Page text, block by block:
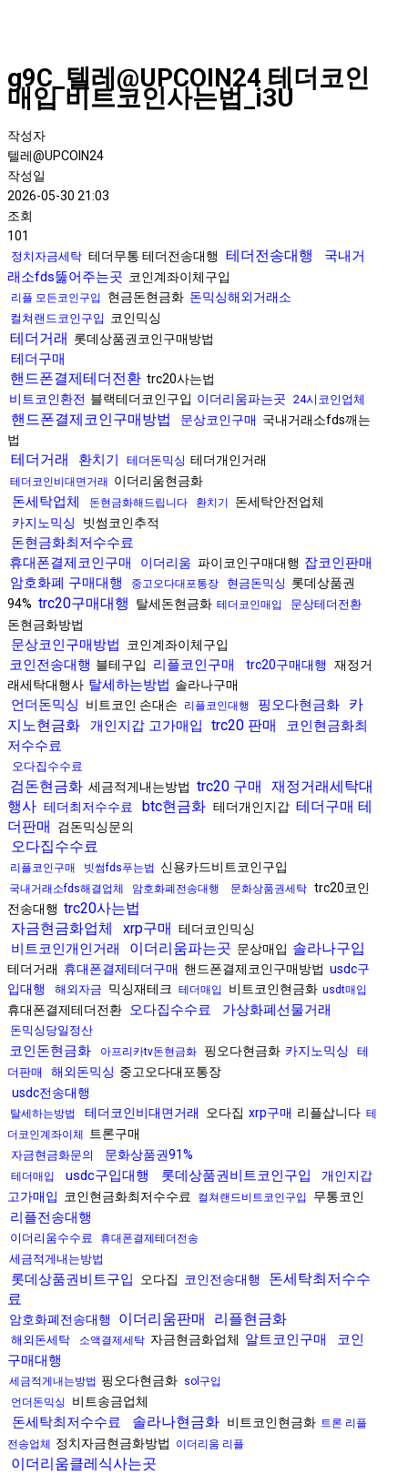
g9C_텔레@UPCOIN24 테더코인
매입 비트코인사는법_i3U
작성자
텔레@UPCOIN24
작성일
2026-05-30 21:03
조회
101
정치자금세탁 테더무통 테더전송대행 테더전송대행
국내거
래소fds뚫어주는곳 코인계좌이체구입
리플 모든코인구입 현금돈현금화 돈믹싱해외거래소
컬쳐랜드코인구입 코인믹싱
테더거래 롯데상품권코인구매방법
테더구매
핸드폰결제테더전환 trc20사는법
비트코인환전 블랙테더코인구입 이더리움파는곳 24시코인업체
핸드폰결제코인구매방법 문상코인구매 국내거래소fds깨는
법
테더거래 환치기 테더돈믹싱 테더개인거래
테더코인비대면거래 이더리움현금화
돈세탁업체 돈현금화해드립니다 환치기
돈세탁안전업체
카지노믹싱
빗썸코인추적
돈현금화최저수수료
휴대폰결제코인구매
이더리움 파이코인구매대행 잡코인판매
암호화폐 구매대행
중고오다대포통장 현금돈믹싱 롯데상품권
94% trc20구매대행 탈세돈현금화 테더코인매입 문상테더전환
돈현금화방법
문상코인구매방법 코인계좌이체구입
코인전송대행 블테구입 리플코인구매 trc20구매대행
재정거
래세탁대행사 탈세하는방법 솔라나구매
언더돈믹싱 비트코인 손대손 리플코인대행 핑오다현금화
카
지노현금화
개인지갑 고가매입 trc20 판매
코인현금화최
저수수료
오다집수수료
검돈현금화 세금적게내는방법 trc20 구매
재정거래세탁대
행사 테더최저수수료 btc현금화 테더개인지갑 테더구매 테
더판매
검돈믹싱문의
오다집수수료
리플코인구매 빗썸fds푸는법 신용카드비트코인구입
국내거래소fds해결업체 암호화폐전송대행 문화상품권세탁 trc20코인
전송대행 trc20사는법
자금현금화업체
xrp구매 테더코인믹싱
비트코인개인거래 이더리움파는곳 문상매입 솔라나구입
테더거래 휴대폰결제테더구매 핸드폰결제코인구매방법 usdc구
입대행
해외자금 믹싱재테크 테더매입 비트코인현금화 usdt매입
휴대폰결제테더전환 오다집수수료 가상화폐선물거래
돈믹싱당일정산
코인돈현금화 아프리카tv돈현금화 핑오다현금화 카지노믹싱
테
더판매
해외돈믹싱 중고오다대포통장
usdc전송대행
탈세하는방법 테더코인비대면거래 오다집 xrp구매 리플삽니다 테
더코인계좌이체
트론구매
자금현금화문의 문화상품권91%
테더매입 usdc구입대행 롯데상품권비트코인구입
개인지갑
고가매입
코인현금화최저수수료 컬쳐랜드비트코인구입 무통코인
리플전송대행
이더리움수수료 휴대폰결제테더전송
세금적게내는방법
롯데상품권비트구입 오다집 코인전송대행
돈세탁최저수수
료
암호화폐전송대행 이더리움판매 리플현금화
해외돈세탁 소액결제세탁 자금현금화업체 알트코인구매
코인
구매대행
세금적게내는방법 핑오다현금화 sol구입
언더돈믹싱
비트송금업체
돈세탁최저수수료 솔라나현금화 비트코인현금화 트론 리플
전송업체
정치자금현금화방법 이더리움 리플
이더리움클레식사는곳